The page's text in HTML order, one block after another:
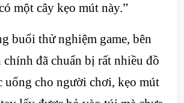
một cây kẹo mút này.”
buổi thử nghiệm game, bên
chính đã chuẩn bị rất nhiều đồ
uống cho người chơi, kẹo mút